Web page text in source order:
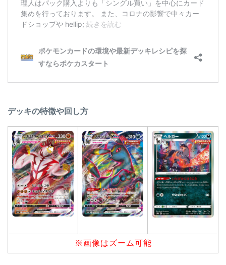
デッキの特徴や回し方
※画像はズーム可能